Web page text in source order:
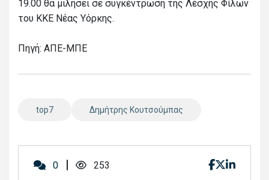
19.00 θα μιλήσει σε συγκέντρωση της Λέσχης Φίλων
του ΚΚΕ Νέας Υόρκης.
Πηγή: ΑΠΕ-ΜΠΕ
top7 Δημήτρης Κουτσούμπας
0 253